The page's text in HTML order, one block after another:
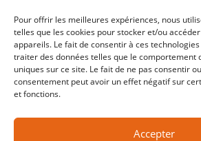
Pour offrir les meilleures expériences, nous
telles que les cookies pour stocker et/ou
appareils. Le fait de consentir à ces
traiter des données telles que le comportement
uniques sur ce site. Le fait de ne pas consentir
consentement peut avoir un effet négatif sur
et fonctions.
Accepter
En savoir plus :
Collège des relecteurs de
Recherche participative
Contact